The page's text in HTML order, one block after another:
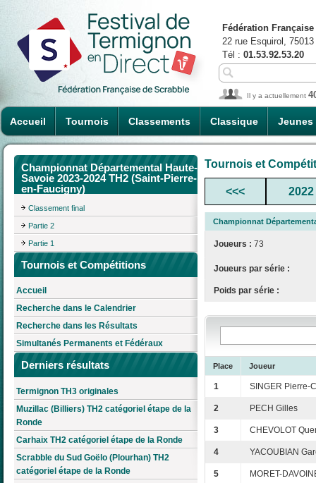
Accueil Tournois Classements Classique Jeunes
Fédération
22 rue Esquirol,
Tél : 01.53.92.53.20
Il y a actuellement
Championnat Départemental Haute-
Savoie 2023-2024 TH2 (Saint-Pierre-
en-Faucigny)
Classement final
Partie 2
Partie 1
Tournois et Compétitions
Accueil
Recherche dans le Calendrier
Recherche dans les Résultats
Simultanés Permanents et Fédéraux
Derniers résultats
Termignon TH3 originales
Muzillac (Billiers) TH2 catégoriel étape de la
Ronde
Carhaix TH2 catégoriel étape de la Ronde
Scrabble du Sud Goëlo (Plourhan) TH2
catégoriel étape de la Ronde
Tournois et
<<< 2022
Championnat
Joueurs : 73
Joueurs par série :
Poids par série :
Place Joueur
1 SINGER Pierre-
2 PECH Gilles
3 CHEVOLOT
4 YACOUBIAN
5 MORET-